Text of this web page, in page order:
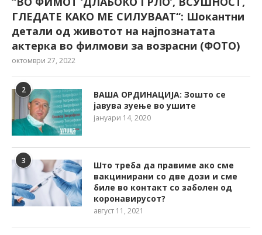
ГЛЕДАТЕ КАКО МЕ СИЛУВААТ“: Шокантни
детали од животот на најпознатата
актерка во филмови за возрасни (ФОТО)
октомври 27, 2022
2
ВАША ОРДИНАЦИЈА: Зошто се
јавува зуење во ушите
јануари 14, 2020
3
Што треба да правиме ако сме
вакцинирани со две дози и сме
биле во контакт со заболен од
коронавирусот?
август 11, 2021